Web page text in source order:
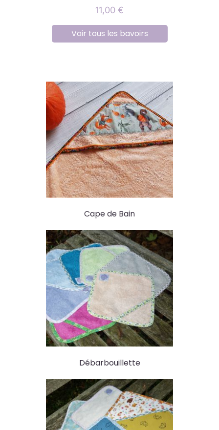
11,00 €
Voir tous les bavoirs
Cape de Bain
Débarbouillette